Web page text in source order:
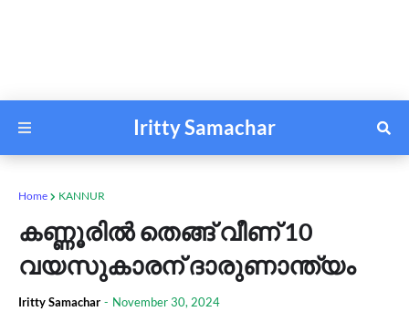
Iritty Samachar
Home KANNUR
കണ്ണൂരിൽ തെങ്ങ് വീണ് 10
വയസുകാരന് ദാരുണാന്ത്യം
Iritty Samachar - November 30, 2024